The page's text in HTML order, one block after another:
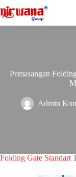
to
Pemasangan
Admin
Folding Gate Standart